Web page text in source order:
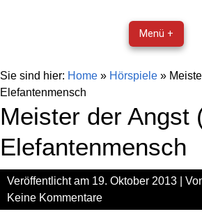
Menü +
Sie sind hier: Home » Hörspiele »
Elefantenmensch
Meister der Angst
Elefantenmensch
Veröffentlicht am 19. Oktober 2013 |
Keine Kommentare